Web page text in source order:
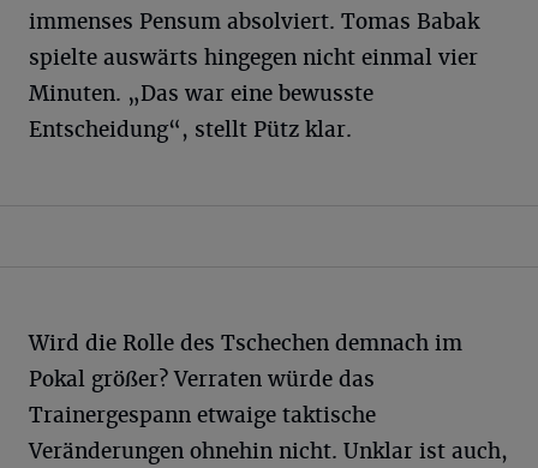
immenses Pensum absolviert. Tomas Babak
spielte auswärts hingegen nicht einmal vier
Minuten. „Das war eine bewusste
Entscheidung“, stellt Pütz klar.
Wird die Rolle des Tschechen demnach im
Pokal größer? Verraten würde das
Trainergespann etwaige taktische
Veränderungen ohnehin nicht. Unklar ist auch,